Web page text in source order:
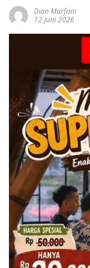
Dian Marfani
12 Juni 2026